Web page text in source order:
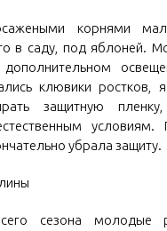
корнями
в саду, под яблоней.
клювики ростков,
защитную
убрала защиту.
сезона молодые